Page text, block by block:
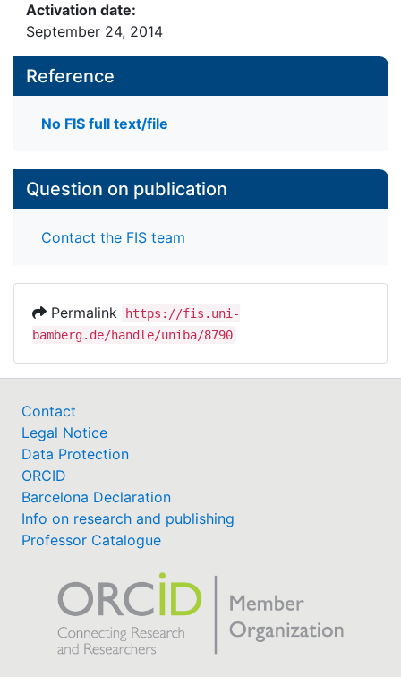
Activation date:
September 24, 2014
Reference
No FIS full text/file
Question on publication
Contact the FIS team
Permalink
https://fis.uni-
bamberg.de/handle/uniba/8790
Contact
Legal Notice
Data Protection
ORCID
Barcelona Declaration
Info on research and publishing
Professor Catalogue